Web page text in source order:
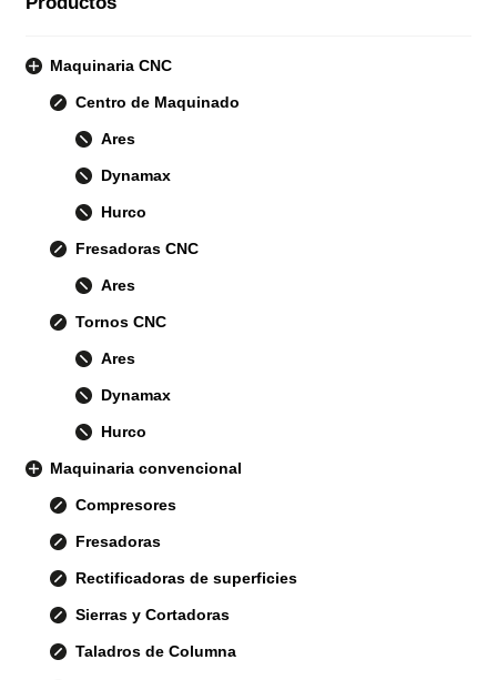
Maquinaria CNC
Centro de Maquinado
Ares
Dynamax
Hurco
Fresadoras CNC
Ares
Tornos CNC
Ares
Dynamax
Hurco
Maquinaria convencional
Compresores
Fresadoras
Rectificadoras de superficies
Sierras y Cortadoras
Taladros de Columna